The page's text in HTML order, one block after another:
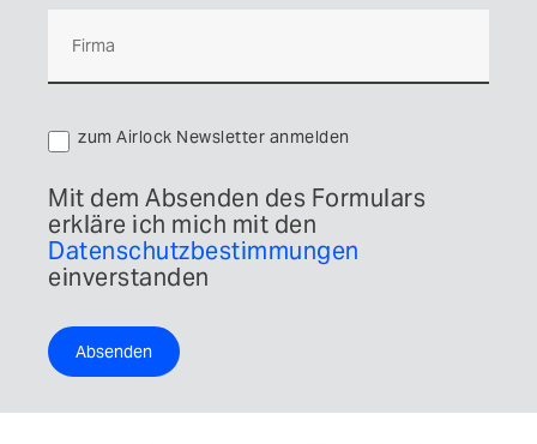
zum Airlock Newsletter anmelden
Mit dem Absenden des Formulars
erkläre ich mich mit den
Datenschutzbestimmungen
einverstanden
Absenden